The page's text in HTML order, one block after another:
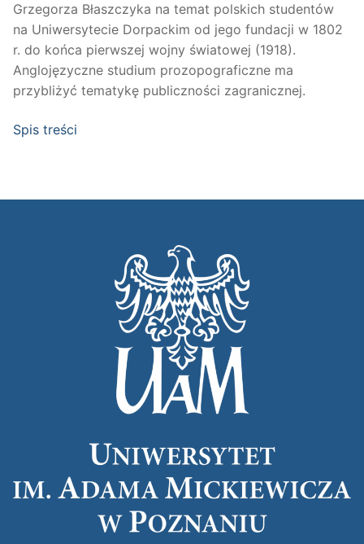
Grzegorza Błaszczyka na temat polskich studentów
na Uniwersytecie Dorpackim od jego fundacji w 1802
r. do końca pierwszej wojny światowej (1918).
Anglojęzyczne studium prozopograficzne ma
przybliżyć tematykę publiczności zagranicznej.
Spis treści